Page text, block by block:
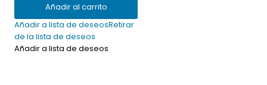
Añadir al carrito
Añadir a lista de deseosRetirar
de la lista de deseos
Añadir a lista de deseos